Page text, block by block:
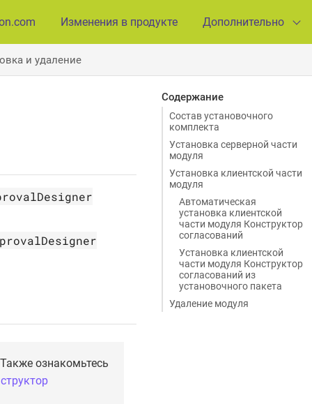
Изменения в продукте Дополнительно
и удаление
Содержание
Состав установочного
комплекта
Установка серверной части
модуля
Установка клиентской части
модуля
Автоматическая
установка клиентской
части модуля Конструктор
согласований
Установка клиентской
части модуля Конструктор
согласований из
установочного пакета
Удаление модуля
ознакомьтесь